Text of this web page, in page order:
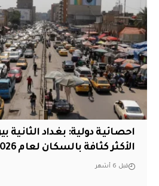
احصائية دولية: بغداد الثانية
الأكثر كثافة بالسكان لعام 2026
قبل 6 أشهر